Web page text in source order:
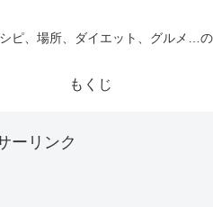
ピ、場所、ダイエット、グルメ…
もくじ
ーリンク